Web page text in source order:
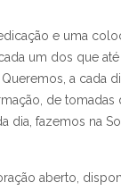
e uma
um dos que até
a cada
de tomadas
dia, fazemos na
aberto,